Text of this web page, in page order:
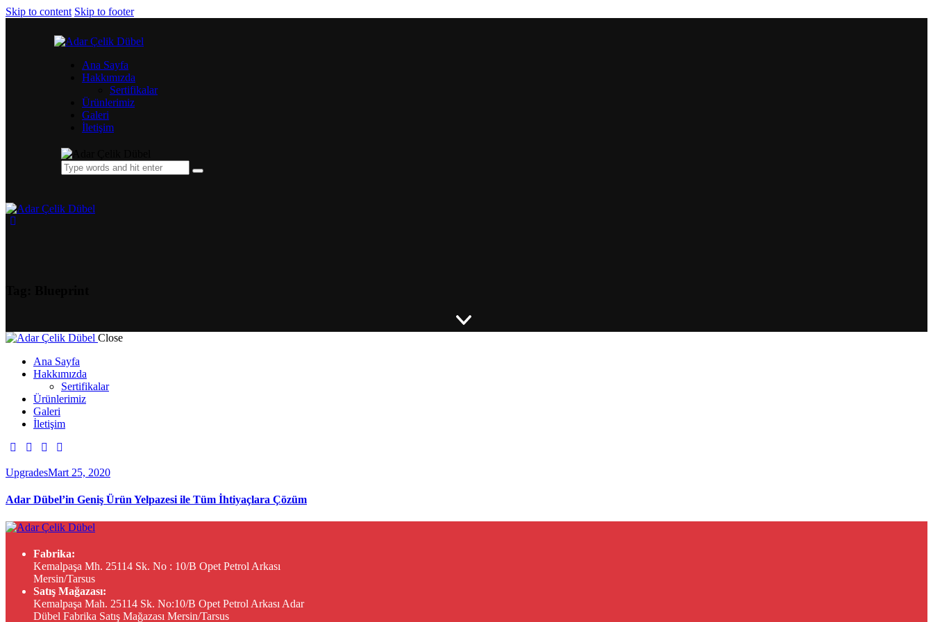
Skip to content Skip to footer
Ana Sayfa
Hakkımızda
Sertifikalar
Ürünlerimiz
Galeri
İletişim
Close
Ana Sayfa
Hakkımızda
Sertifikalar
Ürünlerimiz
Galeri
İletişim
UpgradesMart 25, 2020
Adar Dübel’in Geniş Ürün Yelpazesi ile Tüm İhtiyaçlara Çözüm
Fabrika:
Kemalpaşa Mh. 25114 Sk. No : 10/B Opet Petrol Arkası
Mersin/Tarsus
Satış Mağazası:
Kemalpaşa Mah. 25114 Sk. No:10/B Opet Petrol Arkası Adar
Dübel Fabrika Satış Mağazası Mersin/Tarsus